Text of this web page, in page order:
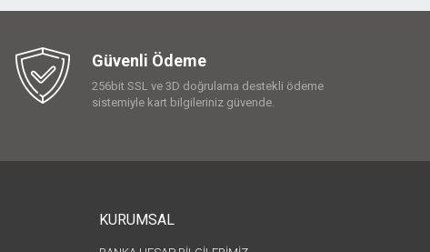
Güvenli Ödeme
256bit SSL ve 3D doğrulama destekli ödeme
sistemiyle kart bilgileriniz güvende.
KURUMSAL